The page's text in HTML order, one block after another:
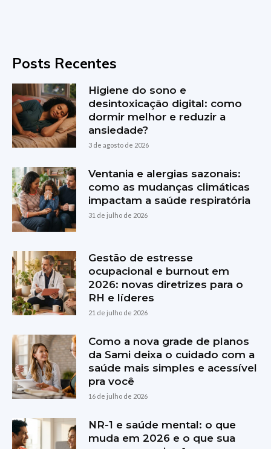
Posts Recentes
Higiene do sono e
desintoxicação digital: como
dormir melhor e reduzir a
ansiedade?
3 de agosto de 2026
Ventania e alergias sazonais:
como as mudanças climáticas
impactam a saúde respiratória
31 de julho de 2026
Gestão de estresse
ocupacional e burnout em
2026: novas diretrizes para o
RH e líderes
21 de julho de 2026
Como a nova grade de planos
da Sami deixa o cuidado com a
saúde mais simples e acessível
pra você
16 de julho de 2026
NR-1 e saúde mental: o que
muda em 2026 e o que sua